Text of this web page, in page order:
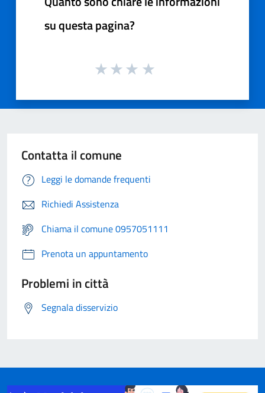
su questa pagina?
Contatta il comune
Leggi le domande frequenti
Richiedi Assistenza
Chiama il comune 0957051111
Prenota un appuntamento
Problemi in città
Segnala disservizio